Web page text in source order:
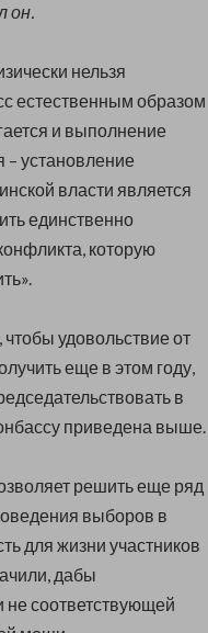
он.
нельзя
естественным образом
и выполнение
– установление
власти является
единственно
которую
удовольствие от
еще в этом году,
в
приведена выше.
решить еще ряд
выборов в
для жизни участников
дабы
соответствующей